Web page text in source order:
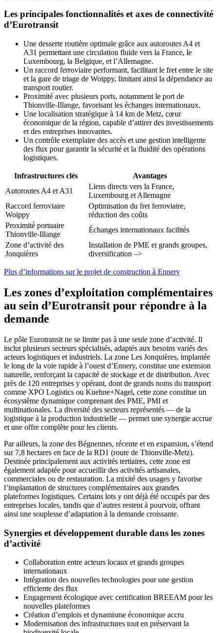
Les principales fonctionnalités et axes de connectivité
d’Eurotransit
Une desserte routière optimale grâce aux autoroutes A4 et
A31 permettant une circulation fluide vers la France, le
Luxembourg, la Belgique, et l’Allemagne.
Un raccord ferroviaire performant, facilitant le fret entre le site
et la gare de triage de Woippy, limitant ainsi la dépendance au
transport routier.
Proximité avec plusieurs ports, notamment le port de
Thionville-Illange, favorisant les échanges internationaux.
Une localisation stratégique à 14 km de Metz, cœur
économique de la région, capable d’attirer des investissements
et des entreprises innovantes.
Un contrôle exemplaire des accès et une gestion intelligente
des flux pour garantir la sécurité et la fluidité des opérations
logistiques.
Infrastructures clés
Avantages
Autoroutes A4 et A31
Liens directs vers la France,
Luxembourg et Allemagne
Raccord ferroviaire
Woippy
Optimisation du fret ferroviaire,
réduction des coûts
Proximité portuaire
Thionville-Illange
Échanges internationaux facilités
Zone d’activité des
Jonquières
Installation de PME et grands groupes,
diversification –>
Plus d’informations sur le projet de construction à Ennery
Les zones d’exploitation complémentaires
au sein d’Eurotransit pour répondre à la
demande
Le pôle Eurotransit ne se limite pas à une seule zone d’activité. Il
inclut plusieurs secteurs spécialisés, adaptés aux besoins variés des
acteurs logistiques et industriels. La zone Les Jonquières, implantée
le long de la voie rapide à l’ouest d’Ennery, constitue une extension
naturelle, renforçant la capacité de stockage et de distribution. Avec
près de 120 entreprises y opérant, dont de grands noms du transport
comme XPO Logistics ou Kuehne+Nagel, cette zone constitue un
écosystème dynamique comprenant des PME, PMI et
multinationales. La diversité des secteurs représentés — de la
logistique à la production industrielle — permet une synergie accrue
et une offre complète pour les clients.
Par ailleurs, la zone des Bégnennes, récente et en expansion, s’étend
sur 7,8 hectares en face de la RD1 (route de Thionville-Metz).
Destinée principalement aux activités tertiaires, cette zone est
également adaptée pour accueillir des activités artisanales,
commerciales ou de restauration. La mixité des usages y favorise
l’implantation de structures complémentaires aux grandes
plateformes logistiques. Certains lots y ont déjà été occupés par des
entreprises locales, tandis que d’autres restent à pourvoir, offrant
ainsi une souplesse d’adaptation à la demande croissante.
Synergies et développement durable dans les zones
d’activité
Collaboration entre acteurs locaux et grands groupes
internationaux
Intégration des nouvelles technologies pour une gestion
efficiente des flux
Engagement écologique avec certification BREEAM pour les
nouvelles plateformes
Création d’emplois et dynamisme économique accru
Modernisation des infrastructures tout en préservant la